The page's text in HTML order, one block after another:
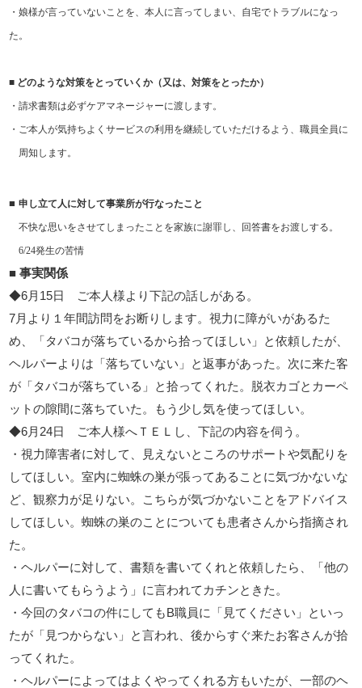
・娘様が言っていないことを、本人に言ってしまい、自宅でトラブルになっ
た。
■ どのような対策をとっていくか（又は、対策をとったか）
・請求書類は必ずケアマネージャーに渡します。
・ご本人が気持ちよくサービスの利用を継続していただけるよう、職員全員に
周知します。
■ 申し立て人に対して事業所が行なったこと
不快な思いをさせてしまったことを家族に謝罪し、回答書をお渡しする。
6/24発生の苦情
■ 事実関係
◆6月 15日 ご本人様より下記の話しがある。
7月より１年間訪問をお断りします。視力に障がいがあるた
め、「タバコが落ちているから拾ってほしい」と依頼したが、
ヘルパーよりは「落ちていない」と返事があった。次に来た客
が「タバコが落ちている」と拾ってくれた。脱衣カゴとカーペ
ットの隙間に落ちていた。もう少し気を使ってほしい。
◆6月 24日 ご本人様へＴＥＬし、下記の内容を伺う。
・視力障害者に対して、見えないところのサポートや気配りを
してほしい。室内に蜘蛛の巣が張ってあることに気づかないな
ど、観察力が足りない。こちらが気づかないことをアドバイス
してほしい。蜘蛛の巣のことについても患者さんから指摘され
た。
・ヘルパーに対して、書類を書いてくれと依頼したら、「他の
人に書いてもらうよう」に言われてカチンときた。
・今回のタバコの件にしてもB職員に「見てください」といっ
たが「見つからない」と言われ、後からすぐ来たお客さんが拾
ってくれた。
・ヘルパーによってはよくやってくれる方もいたが、一部のヘ